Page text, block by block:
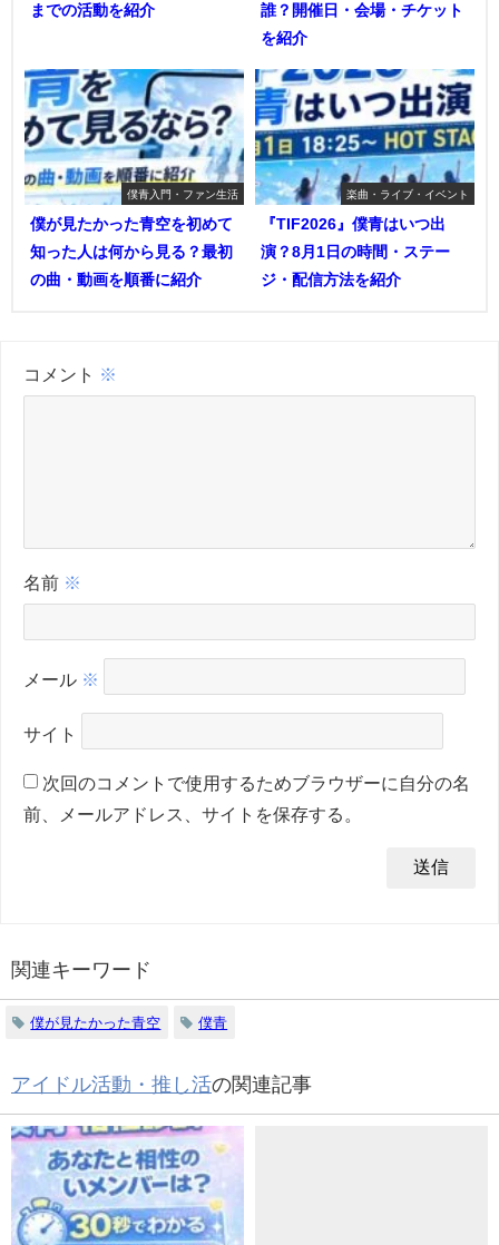
までの活動を紹介
誰？開催日・会場・チケット
を紹介
僕青入門・ファン生活
僕が見たかった青空を初めて
知った人は何から見る？最初
の曲・動画を順番に紹介
楽曲・ライブ・イベント
『TIF2026』僕青はいつ出
演？8月1日の時間・ステー
ジ・配信方法を紹介
コメント ※
名前 ※
メール ※
サイト
次回のコメントで使用するためブラウザーに自分の名
前、メールアドレス、サイトを保存する。
関連キーワード
僕が見たかった青空 僕青
アイドル活動・推し活の関連記事